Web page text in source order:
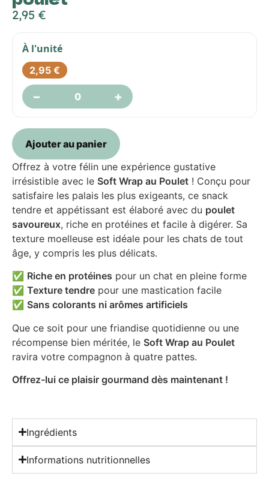
2,95 €
À l'unité
2,95 €
− +
Ajouter au panier
Offrez à votre félin une expérience gustative
irrésistible avec le Soft Wrap au Poulet ! Conçu pour
satisfaire les palais les plus exigeants, ce snack
tendre et appétissant est élaboré avec du poulet
savoureux, riche en protéines et facile à digérer. Sa
texture moelleuse est idéale pour les chats de tout
âge, y compris les plus délicats.
✅ Riche en protéines pour un chat en pleine forme
✅ Texture tendre pour une mastication facile
✅ Sans colorants ni arômes artificiels
Que ce soit pour une friandise quotidienne ou une
récompense bien méritée, le Soft Wrap au Poulet
ravira votre compagnon à quatre pattes.
Offrez-lui ce plaisir gourmand dès maintenant !
Ingrédients
Informations nutritionnelles